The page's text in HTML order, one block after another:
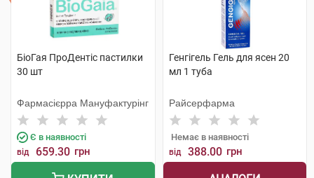
БіоГая ПроДентіс пастилки
30 шт
Фармасієрра Мануфактурінг
Є в наявності
від 659.30 грн
Генгігель Гель для ясен 20
мл 1 туба
Райсерфарма
Немає в наявності
від 388.00 грн